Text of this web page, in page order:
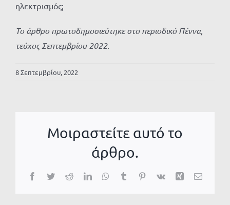
ηλεκτρισμός;
Το άρθρο πρωτοδημοσιεύτηκε στο περιοδικό Πέννα,
τεύχος Σεπτεμβρίου 2022.
8 Σεπτεμβρίου, 2022
Μοιραστείτε αυτό το
άρθρο.
Facebook
TwitterRedditLinkedInWhatsApp
TumblrPinterest
Vk Xing Email